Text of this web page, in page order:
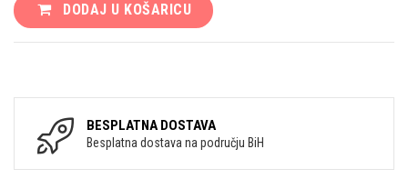
DODAJ U KOŠARICU
BESPLATNA DOSTAVA
Besplatna dostava na području BiH